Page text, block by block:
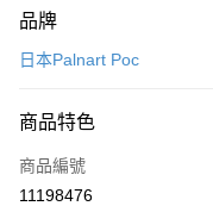
台新國際商業銀行
台灣樂天信用卡公司
元大商業銀行
玉山商業銀行
台新國際商業銀行
全盈+PAY
ATM付款
運送方式
付款後全家取貨
每筆NT$60
PalnartPoc + 🇬🇧英國
FABLE 寓言
品牌
日本Palnart Poc
商品特色
商品編號
11198476